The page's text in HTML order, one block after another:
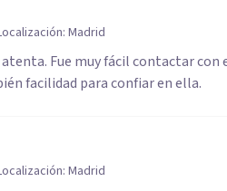
Madrid
Fue muy fácil contactar
facilidad para confiar en ella.
Madrid